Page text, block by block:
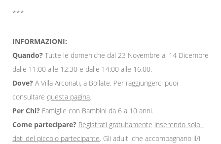
***
INFORMAZIONI:
Quando? Tutte le domeniche dal 23 Novembre al 14 Dicembre
dalle 11:00 alle 12:30 e dalle 14:00 alle 16:00.
Dove? A Villa Arconati, a Bollate. Per raggiungerci puoi
consultare questa pagina.
Per Chi? Famiglie con Bambini da 6 a 10 anni.
Come partecipare? Registrati gratuitamente inserendo solo i
dati del piccolo partecipante. Gli adulti che accompagnano il/i